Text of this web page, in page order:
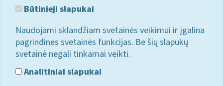
Būtinieji slapukai
Naudojami sklandžiam svetainės veikimui ir įgalina
pagrindines svetainės funkcijas. Be šių slapukų
svetainė negali tinkamai veikti.
Analitiniai slapukai